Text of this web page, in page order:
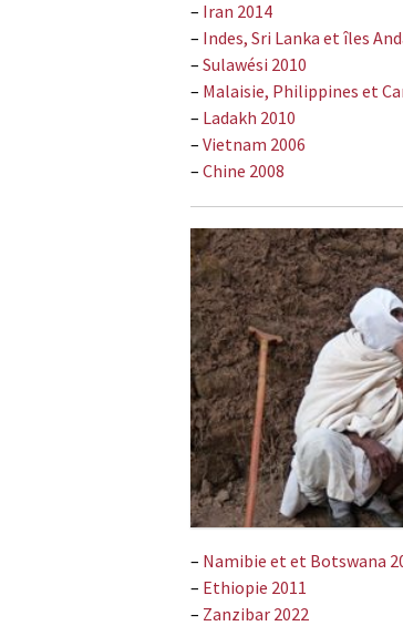
– Iran 2014
– Indes, Sri Lanka et îles
– Sulawési 2010
– Malaisie, Philippines et
– Ladakh 2010
– Vietnam 2006
– Chine 2008
– Namibie et et Botswana
– Ethiopie 2011
– Zanzibar 2022